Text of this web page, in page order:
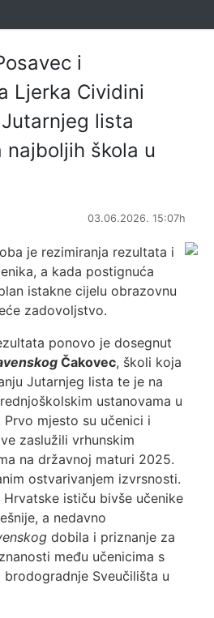
i
Ljerka Cividini
lista
škola u
03.06.2026. 15:07h
je rezimiranja rezultata i
a kada postignuća
istakne cijelu obrazovnu
zadovoljstvo.
ponovo je dosegnut
Čakovec, školi koja
Jutarnjeg lista te je na
ustanovama u
mjesto su učenici i
zaslužili vrhunskim
na državnoj maturi 2025.
ostvarivanjem izvrsnosti.
ističu bivše učenike
a nedavno
dobila i priznanje za
među učenicima s
Sveučilišta u